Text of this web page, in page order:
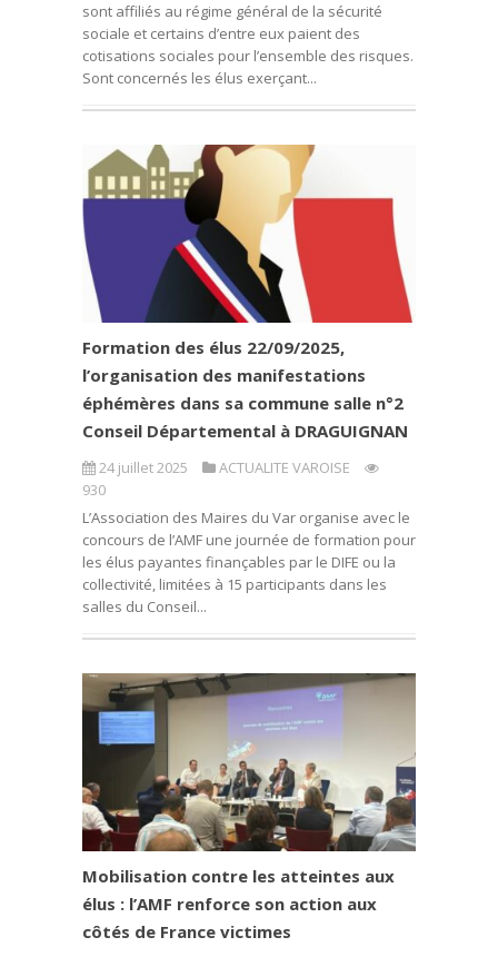
sont affiliés au régime général de la sécurité
sociale et certains d’entre eux paient des
cotisations sociales pour l’ensemble des risques.
Sont concernés les élus exerçant...
Formation des élus 22/09/2025,
l’organisation des manifestations
éphémères dans sa commune salle n°2
Conseil Départemental à DRAGUIGNAN
24 juillet 2025
ACTUALITE VAROISE
930
L’Association des Maires du Var organise avec le
concours de l’AMF une journée de formation pour
les élus payantes finançables par le DIFE ou la
collectivité, limitées à 15 participants dans les
salles du Conseil...
Mobilisation contre les atteintes aux
élus : l’AMF renforce son action aux
côtés de France victimes